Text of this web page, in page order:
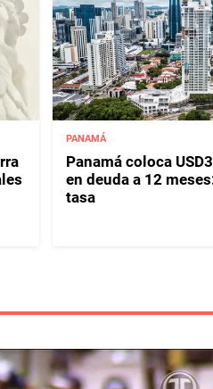
PANAMÁ
Panamá coloca
en deuda a 12
tasa